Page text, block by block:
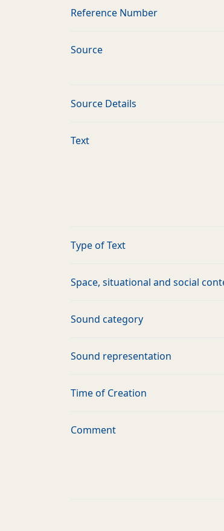
Reference Number
Source
Source Details
Text
Type of Text
Space, situational and social
Sound category
Sound representation
Time of Creation
Comment